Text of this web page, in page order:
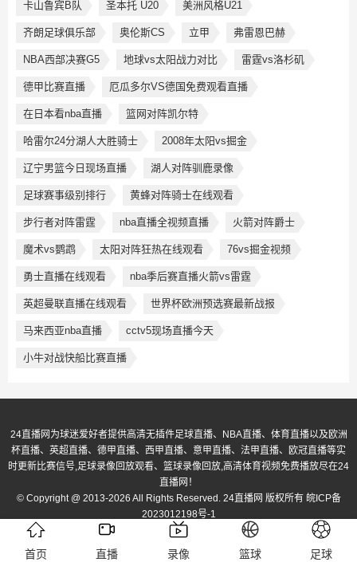
首页 直播 录像 篮球 足球
卡山鲁宾B队 圣本托 U20 美洲风格U21
齐朗足球俱乐部 奥伦斯CS 立甲 弗雷恩巴赫
NBA西部决赛G5 地球vs太阳战力对比 雷霆vs洛杉矶
德甲比赛直播 厄瓜多尔VS德国免费观看直播
在日本看nba直播 篮网对阵凯尔特
哈雷尔24分湖人大胜骑士 2008年太阳vs掘金
辽宁男篮今日现场直播 湖人对阵驯鹿录像
足球赛事级别排行 黄蜂对阵骑士在线观看
步行者对阵雷霆 nba直播全视频直播 火箭对阵爵士
魔术vs鹦鹉 太阳对阵狂热在线观看 76vs掘金视频
勇士直播在线观看 nba季后赛直播火箭vs雷霆
英超曼联直播在线观看 世界杯欧洲预选赛最新战报
马来西亚nba直播 cctv5现场直播今天
小牛对战快船比赛直播
24直播网为球迷爱好者提供高清无插件足球直播、NBA直播、体育直播以及欧洲
杯直播、英超直播、德甲直播、西甲直播、意甲直播、法甲直播、欧冠直播等实
时更新比赛信号,足球录像回放观看、篮球录像回放,高清体育视频免费播放尽在24
直播网！
© Copyright @ 2013-2026 All Rights Reserved. 24直播网 版权所有 皖ICP备
2023012198号-1